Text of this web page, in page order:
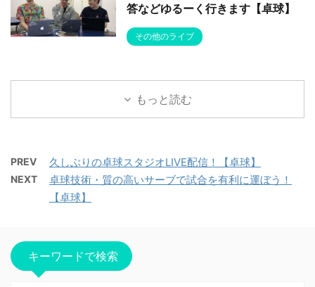
答などゆるーく行きます【卓球】
その他のライブ
もっと読む
PREV 久しぶりの卓球スタジオLIVE配信！【卓球】
NEXT
卓球技術・質の高いサーブで試合を有利に運ぼう！
【卓球】
キーワードで検索